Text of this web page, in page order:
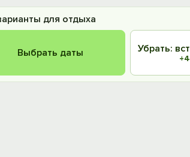
для отдыха
Выбрать даты Убрать: